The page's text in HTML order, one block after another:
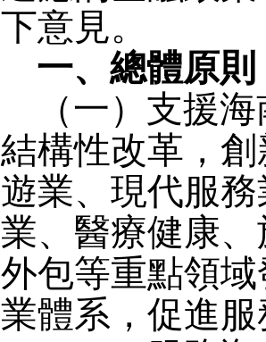
下意見。
一、總體原則
（一）支援
結構性改革，
遊業、現代服
業、醫療健康
外包等重點領
業體系，促進